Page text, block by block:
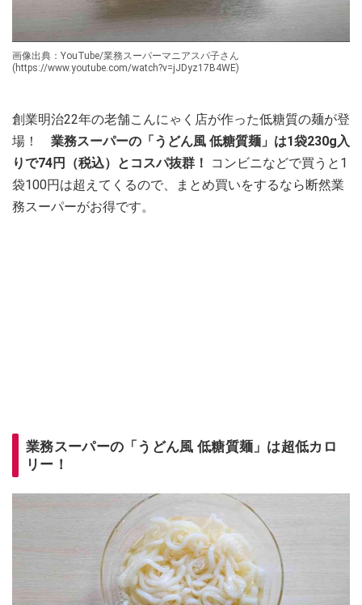
画像出典：YouTube/業務スーパーマニアスパ子さん
(https://www.youtube.com/watch?v=jJDyz17B4WE)
創業明治22年の老舗こんにゃく店が作った低糖質の麺が登
場！ 業務スーパーの「うどん風 低糖質麺」は1袋230g入
りで74円（税込）とコスパ抜群！
コンビニなどで買うと1
袋100円は超えてくるので、まとめ買いをするなら断然業
務スーパーがお得です。
業務スーパーの「うどん風 低糖質麺」は超低カロ
リー！